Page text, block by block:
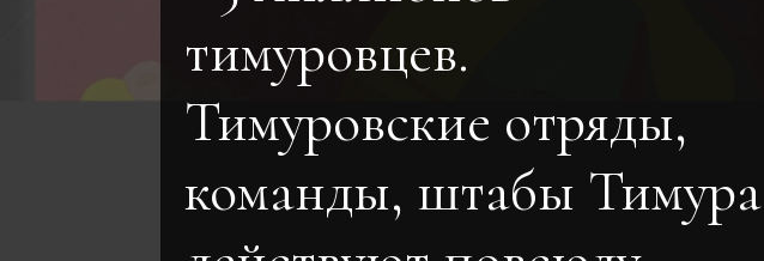
тимуровцев.
Тимуровские отряды,
команды, штабы Тимура